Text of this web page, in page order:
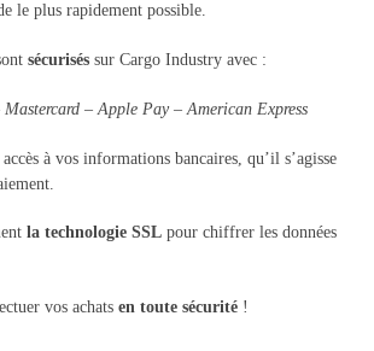
le plus rapidement possible.
sécurisés sur Cargo Industry avec :
– Apple Pay – American Express
à vos informations bancaires, qu’il s’agisse
la technologie SSL pour chiffrer les données
vos achats en toute sécurité !